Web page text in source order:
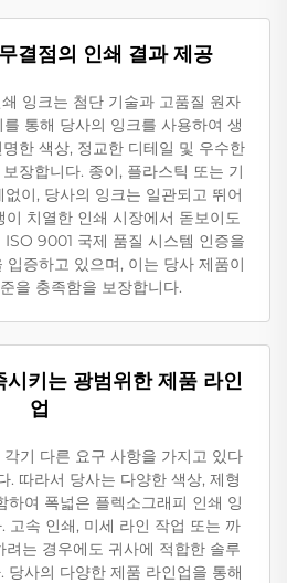
결점의 인쇄 결과 제공
잉크는 첨단 기술과 고품질 원자
통해 당사의 잉크를 사용하여 생
한 색상, 정교한 디테일 및 우수한
장합니다. 종이, 플라스틱 또는 기
이, 당사의 잉크는 일관되고 뛰어
치열한 인쇄 시장에서 돋보이도
9001 국제 품질 시스템 인증을
증하고 있으며, 이는 당사 제품이
을 충족함을 보장합니다.
키는 광범위한 제품 라인
업
기 다른 요구 사항을 가지고 있다
. 따라서 당사는 다양한 색상, 제형
하여 폭넓은 플렉소그래피 인쇄 잉
고속 인쇄, 미세 라인 작업 또는 까
는 경우에도 귀사에 적합한 솔루
당사의 다양한 제품 라인업을 통해